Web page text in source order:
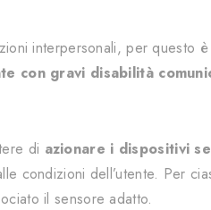
interpersonali, per questo
con gravi disabilità
di azionare i dispositivi
condizioni dell’utente. Per
il sensore adatto.